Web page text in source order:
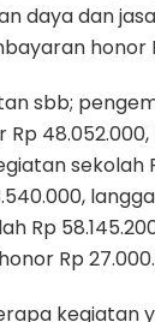
daya dan
honor
sbb;
sekolah
Rp
Rp
kegiatan